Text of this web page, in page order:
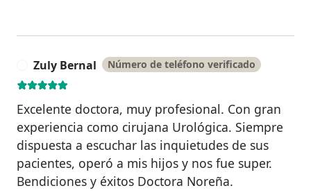
Zuly Bernal Número de teléfono verificado
Excelente doctora, muy profesional. Con gran
experiencia como cirujana Urológica. Siempre
dispuesta a escuchar las inquietudes de sus
pacientes, operó a mis hijos y nos fue super.
Bendiciones y éxitos Doctora Noreña.